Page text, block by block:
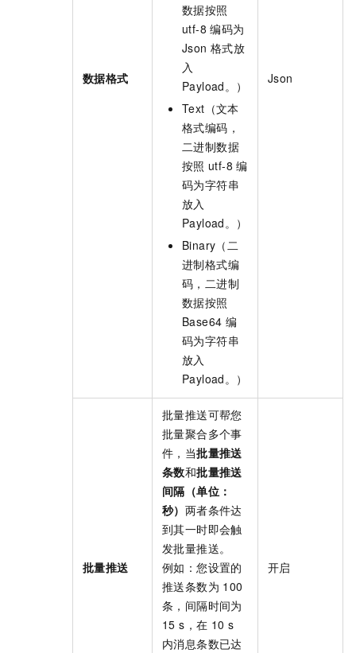
数据格式
数据按照
utf-8 编码为
Json 格式放
入
Payload。）
Text（文本
格式编码，
二进制数据
按照 utf-8 编
码为字符串
放入
Payload。）
Binary（二
进制格式编
码，二进制
数据按照
Base64 编
码为字符串
放入
Payload。）
Json
批量推送
批量推送可帮您
批量聚合多个事
件，当批量推送
条数和批量推送
间隔（单位：
秒） 两者条件达
到其一时即会触
发批量推送。
例如：您设置的
推送条数为 100
条，间隔时间为
15 s，在 10 s
内消息条数已达
开启